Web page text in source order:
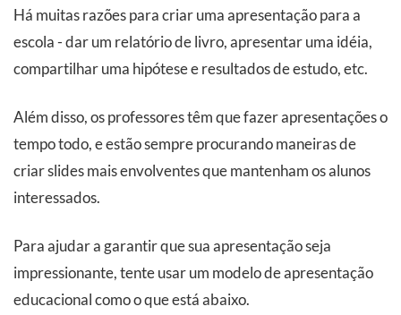
Há muitas razões para criar uma apresentação para a
escola - dar um relatório de livro, apresentar uma idéia,
compartilhar uma hipótese e resultados de estudo, etc.
Além disso, os professores têm que fazer apresentações o
tempo todo, e estão sempre procurando maneiras de
criar slides mais envolventes que mantenham os alunos
interessados.
Para ajudar a garantir que sua apresentação seja
impressionante, tente usar um modelo de apresentação
educacional como o que está abaixo.